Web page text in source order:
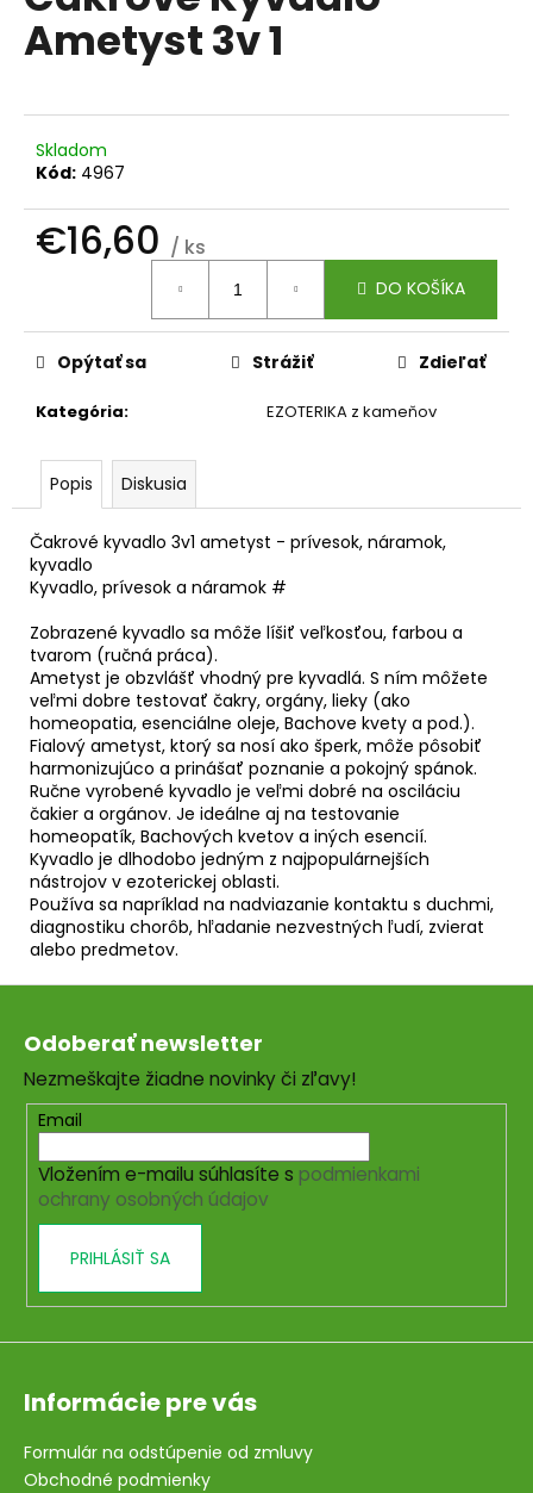
0,0
z
Ametyst 3v 1
Skladom
Kód: 4967
€16,60 / ks
DO KOŠÍKA
Kategória: EZOTERIKA z kameňov
Opýtať sa Strážiť Zdieľať
Popis Diskusia
Čakrové kyvadlo 3v1 ametyst - prívesok, náramok,
kyvadlo
Kyvadlo, prívesok a náramok #
Zobrazené kyvadlo sa môže líšiť veľkosťou, farbou a
tvarom (ručná práca).
Ametyst je obzvlášť vhodný pre kyvadlá. S ním môžete
veľmi dobre testovať čakry, orgány, lieky (ako
homeopatia, esenciálne oleje, Bachove kvety a pod.).
Fialový ametyst, ktorý sa nosí ako šperk, môže pôsobiť
harmonizujúco a prinášať poznanie a pokojný spánok.
Ručne vyrobené kyvadlo je veľmi dobré na osciláciu
čakier a orgánov. Je ideálne aj na testovanie
homeopatík, Bachových kvetov a iných esencií.
Kyvadlo je dlhodobo jedným z najpopulárnejších
nástrojov v ezoterickej oblasti.
Používa sa napríklad na nadviazanie kontaktu s duchmi,
diagnostiku chorôb, hľadanie nezvestných ľudí, zvierat
alebo predmetov.
á
j
ť
?
d
ú
č
a
m
VÝZVA
NA
CHUDNUTIE
€49
Z
Odoberať newsletter
Nezmeškajte žiadne novinky či zľavy!
Email
Vložením e-mailu súhlasíte s podmienkami
ochrany osobných údajov
PRIHLÁSIŤ SA
Informácie pre vás
Formulár na odstúpenie od zmluvy
Obchodné podmienky